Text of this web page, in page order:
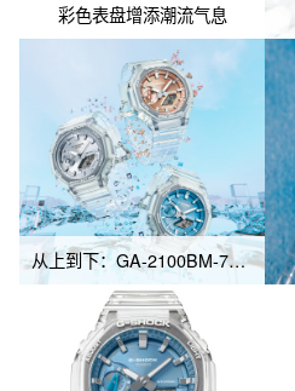
彩色表盘增添潮流气息
从上到下：GA-2100BM-7A5、GA-2100BM-7A8、GA-2100BM-7A2